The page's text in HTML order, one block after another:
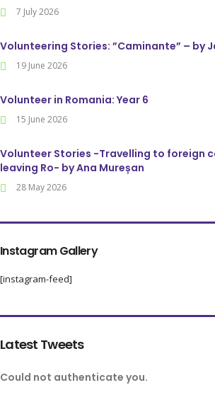
7 July 2026
Volunteering Stories: ”Caminante” – by
19 June 2026
Volunteer in Romania: Year 6
15 June 2026
Volunteer Stories -Travelling to foreign
leaving Ro- by Ana Mureșan
28 May 2026
Instagram Gallery
[instagram-feed]
Latest Tweets
Could not authenticate you.